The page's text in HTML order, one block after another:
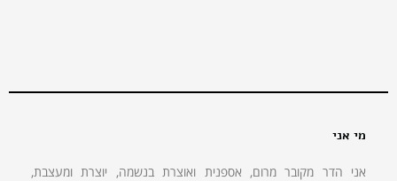
מי אני
אני הדר מקובר מרום, אספנית ואוצרת בנשמה, יוצרת ומעצבת,